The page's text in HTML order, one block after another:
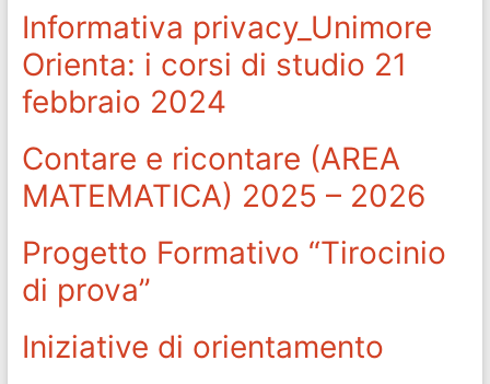
Informativa privacy_Unimore
Orienta: i corsi di studio 21
febbraio 2024
Contare e ricontare (AREA
MATEMATICA) 2025 – 2026
Progetto Formativo “Tirocinio
di prova”
Iniziative di orientamento